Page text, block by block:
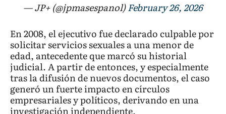
— JP+ (@jpmasespanol)February 26, 2026
En 2008, el ejecutivo fue declarado culpable por
solicitar servicios sexuales a una menor de
edad, antecedente que marcó su historial
judicial. A partir de entonces, y especialmente
tras la difusión de nuevos documentos, el caso
generó un fuerte impacto en círculos
empresariales y políticos, derivando en una
investigación independiente.